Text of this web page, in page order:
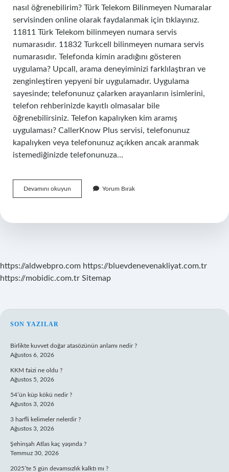
nasıl öğrenebilirim? Türk Telekom Bilinmeyen Numaralar
servisinden online olarak faydalanmak için tıklayınız.
11811 Türk Telekom bilinmeyen numara servis
numarasıdır. 11832 Turkcell bilinmeyen numara servis
numarasıdır. Telefonda kimin aradığını gösteren
uygulama? Upcall, arama deneyiminizi farklılaştıran ve
zenginleştiren yepyeni bir uygulamadır. Uygulama
sayesinde; telefonunuz çalarken arayanların isimlerini,
telefon rehberinizde kayıtlı olmasalar bile
öğrenebilirsiniz. Telefon kapalıyken kim aramış
uygulaması? CallerKnow Plus servisi, telefonunuz
kapalıyken veya telefonunuz açıkken ancak aranmak
istemediğinizde telefonunuza…
Devamını okuyun
Kim
Öğrenebilirim
Yorum Bırak
https://aldwebpro.com https://bluevdenevenakliyat.com.tr
https://mobidic.com.tr Sitemap
SIDEBAR
SON YAZILAR
Birlikte kuvvet doğar atasözünün anlamı nedir ?
Ağustos 6, 2026
KKM faizi ne oldu ?
Ağustos 5, 2026
54’ün küp kökü nedir ?
Ağustos 3, 2026
3 harfli kelimeler nelerdir ?
Ağustos 3, 2026
Şehinşah Atlas kaç yaşında ?
Temmuz 30, 2026
2025’te 5 gün devamsızlık kalktı mı ?